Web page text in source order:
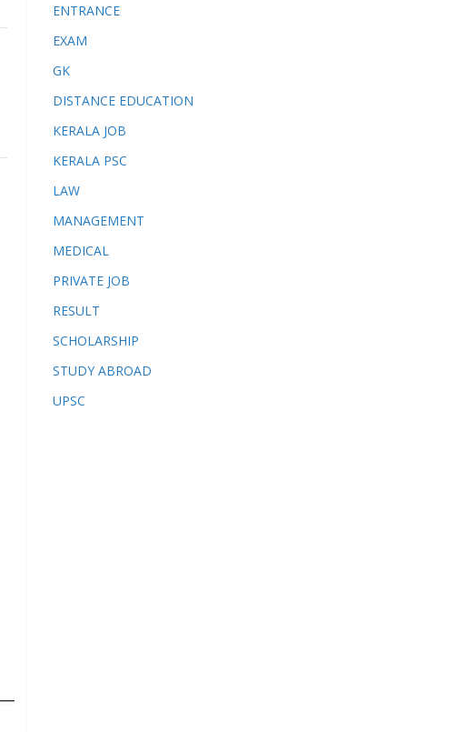
ENTRANCE
EXAM
GK
DISTANCE EDUCATION
KERALA JOB
KERALA PSC
LAW
MANAGEMENT
MEDICAL
PRIVATE JOB
RESULT
SCHOLARSHIP
STUDY ABROAD
UPSC